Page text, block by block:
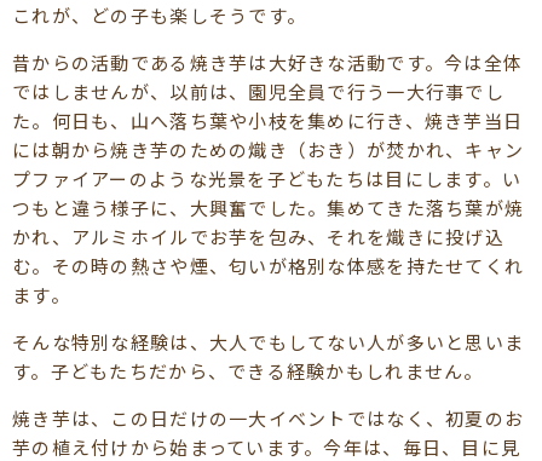
これが、どの子も楽しそうです。
昔からの活動である焼き芋は大好きな活動です。今は全体
ではしませんが、以前は、園児全員で行う一大行事でし
た。何日も、山へ落ち葉や小枝を集めに行き、焼き芋当日
には朝から焼き芋のための熾き（おき）が焚かれ、キャン
プファイアーのような光景を子どもたちは目にします。い
つもと違う様子に、大興奮でした。集めてきた落ち葉が焼
かれ、アルミホイルでお芋を包み、それを熾きに投げ込
む。その時の熱さや煙、匂いが格別な体感を持たせてくれ
ます。
そんな特別な経験は、大人でもしてない人が多いと思いま
す。子どもたちだから、できる経験かもしれません。
焼き芋は、この日だけの一大イベントではなく、初夏のお
芋の植え付けから始まっています。今年は、毎日、目に見